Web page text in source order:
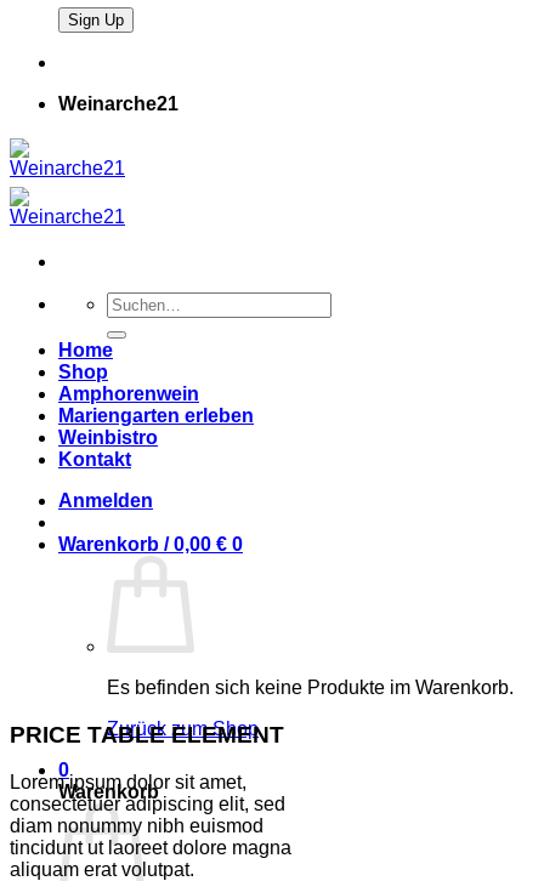
Weinarche21
Suchen
nach:
Home
Shop
Amphorenwein
Mariengarten erleben
Weinbistro
Kontakt
Anmelden
Warenkorb /0,00 € 0
Es befinden sich keine Produkte im Warenkorb.
Zurück zum Shop
0
Warenkorb
PRICE TABLE ELEMENT
Lorem ipsum dolor sit amet,
consectetuer adipiscing elit, sed
diam nonummy nibh euismod
tincidunt ut laoreet dolore magna
aliquam erat volutpat.